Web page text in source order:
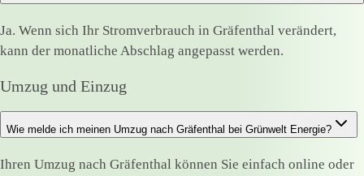
Ja. Wenn sich Ihr Stromverbrauch in Gräfenthal verändert,
kann der monatliche Abschlag angepasst werden.
Umzug und Einzug
Wie melde ich meinen Umzug nach Gräfenthal bei Grünwelt Energie?
Ihren Umzug nach Gräfenthal können Sie einfach online oder